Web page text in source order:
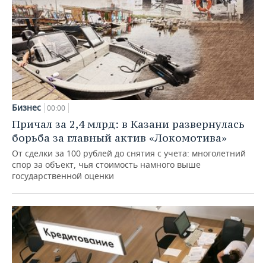
Бизнес 00:00
Причал за 2,4 млрд: в Казани развернулась
борьба за главный актив «Локомотива»
От сделки за 100 рублей до снятия с учета: многолетний
спор за объект, чья стоимость намного выше
государственной оценки